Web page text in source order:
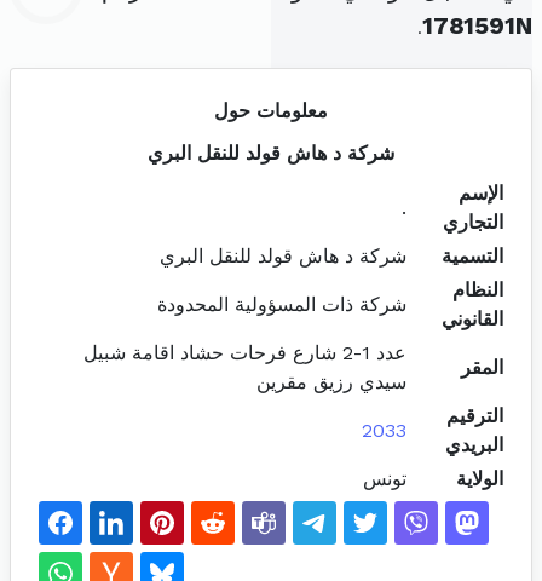
1781591N
.
معلومات حول
شركة د هاش قولد للنقل البري
الإسم
التجاري
.
التسمية
شركة د هاش قولد للنقل البري
النظام
القانوني
شركة ذات المسؤولية المحدودة
المقر
عدد 1-2 شارع فرحات حشاد اقامة شبيل
سيدي رزيق مقرين
الترقيم
البريدي
2033
الولاية تونس